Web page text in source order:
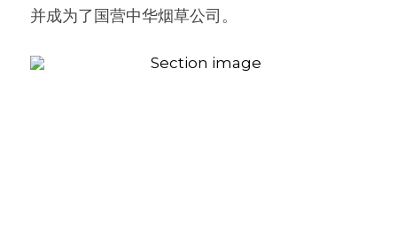
并成为了国营中华烟草公司。